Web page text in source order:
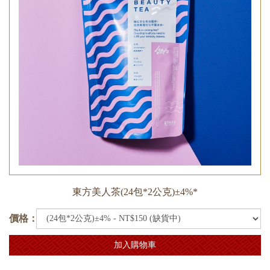
東方美人茶(24包*2公克)±4%*
價格：
加入購物車